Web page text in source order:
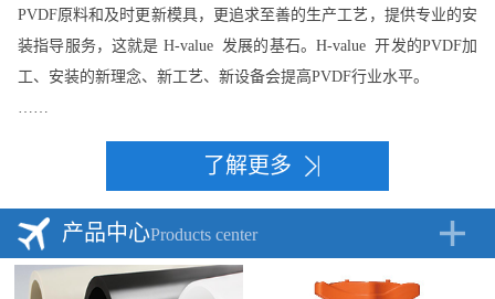
PVDF原料和及时更新模具，更追求至善的生产工艺，提供专业的安
装指导服务，这就是 H-value 发展的基石。H-value 开发的PVDF加
工、安装的新理念、新工艺、新设备会提高PVDF行业水平。
了解更多
产品中心Products center